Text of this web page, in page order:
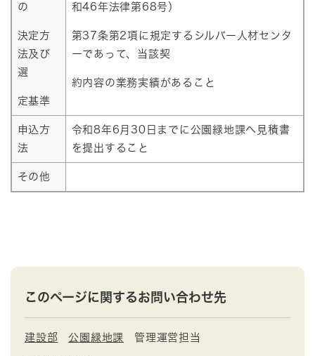
の
決定方
法及び
選
定基準
和46年法律第68号）
第37条第2項に規定するシルバー人材センタ
ーであって、当該契
約内容の業務実績があること
申込方
法
令和8年6月30日までに公園緑地課へ見積書
を提出すること
その他
このページに関するお問い合わせ先
建設部 公園緑地課 管理運営担当